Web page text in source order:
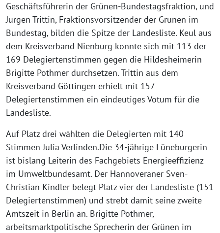
Geschäftsführerin der Grünen-Bundestagsfraktion, und
Jürgen Trittin, Fraktionsvorsitzender der Grünen im
Bundestag, bilden die Spitze der Landesliste. Keul aus
dem Kreisverband Nienburg konnte sich mit 113 der
169 Delegiertenstimmen gegen die Hildesheimerin
Brigitte Pothmer durchsetzen. Trittin aus dem
Kreisverband Göttingen erhielt mit 157
Delegiertenstimmen ein eindeutiges Votum für die
Landesliste.
Auf Platz drei wählten die Delegierten mit 140
Stimmen Julia Verlinden.Die 34-jährige Lüneburgerin
ist bislang Leiterin des Fachgebiets Energieeffizienz
im Umweltbundesamt. Der Hannoveraner Sven-
Christian Kindler belegt Platz vier der Landesliste (151
Delegiertenstimmen) und strebt damit seine zweite
Amtszeit in Berlin an. Brigitte Pothmer,
arbeitsmarktpolitische Sprecherin der Grünen im